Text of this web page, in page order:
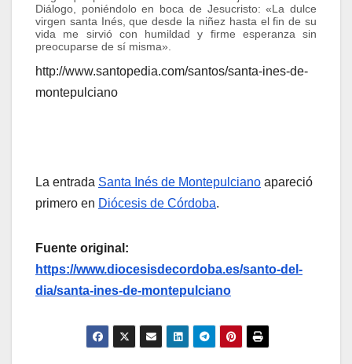
Diálogo, poniéndolo en boca de Jesucristo: «La dulce
virgen santa Inés, que desde la niñez hasta el fin de su
vida me sirvió con humildad y firme esperanza sin
preocuparse de sí misma».
http://www.santopedia.com/santos/santa-ines-de-
montepulciano
La entrada Santa Inés de Montepulciano apareció
primero en Diócesis de Córdoba.
Fuente original:
https://www.diocesisdecordoba.es/santo-del-
dia/santa-ines-de-montepulciano